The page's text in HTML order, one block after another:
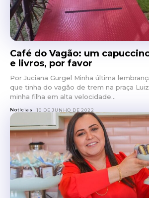
Café do Vagão: um
e livros, por favor
Por Juciana Gurgel Minha última lembrança mais consistente
que tinha do vagão de trem na praça
minha filha em alta velocidade...
Notícias 10 DE JUNHO DE 2022